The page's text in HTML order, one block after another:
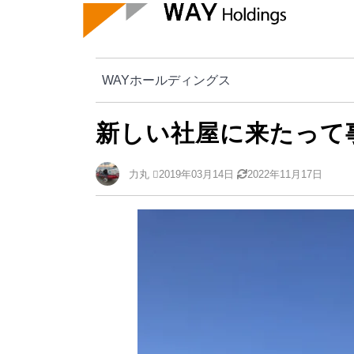
WAYホールディングス
新しい社屋に来たって
力丸 2019年03月14日 2022年11月17日